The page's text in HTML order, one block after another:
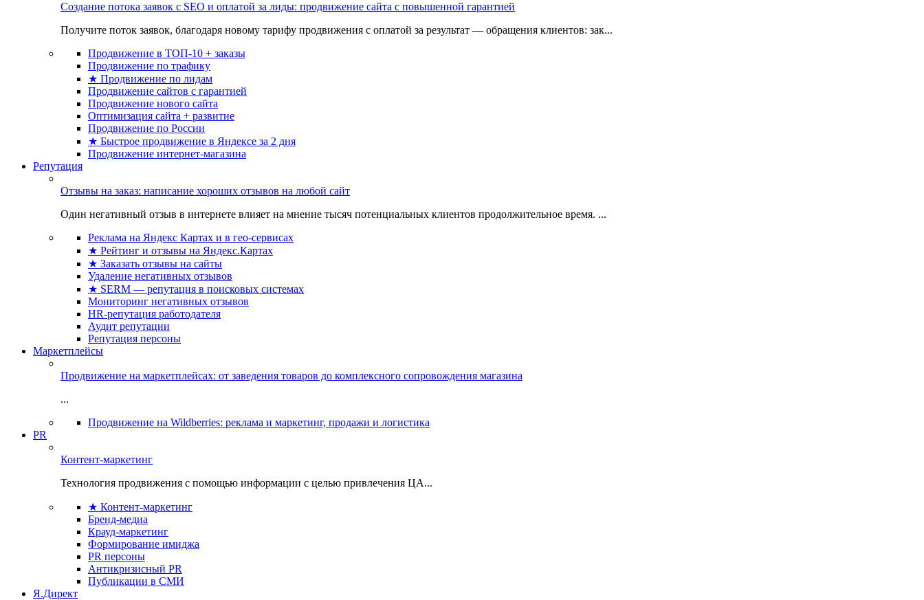
Создание потока заявок с SEO и оплатой за лиды: продвижение сайта с повышенной гарантией
Получите поток заявок, благодаря новому тарифу продвижения с оплатой за результат — обращения клиентов: зак...
Продвижение в ТОП-10 + заказы
Продвижение по трафику
★ Продвижение по лидам
Продвижение сайтов с гарантией
Продвижение нового сайта
Оптимизация сайта + развитие
Продвижение по России
★ Быстрое продвижение в Яндексе за 2 дня
Продвижение интернет-магазина
Репутация
Отзывы на заказ: написание хороших отзывов на любой сайт
Один негативный отзыв в интернете влияет на мнение тысяч потенциальных клиентов продолжительное время. ...
Реклама на Яндекс Картах и в гео-сервисах
★ Рейтинг и отзывы на Яндекс.Картах
★ Заказать отзывы на сайты
Удаление негативных отзывов
★ SERM — репутация в поисковых системах
Мониторинг негативных отзывов
HR-репутация работодателя
Аудит репутации
Репутация персоны
Маркетплейсы
Продвижение на маркетплейсах: от заведения товаров до комплексного сопровождения магазина
...
Продвижение на Wildberries: реклама и маркетинг, продажи и логистика
PR
Контент-маркетинг
Технология продвижения с помощью информации с целью привлечения ЦА...
★ Контент-маркетинг
Бренд-медиа
Крауд-маркетинг
Формирование имиджа
PR персоны
Антикризисный PR
Публикации в СМИ
Я.Директ